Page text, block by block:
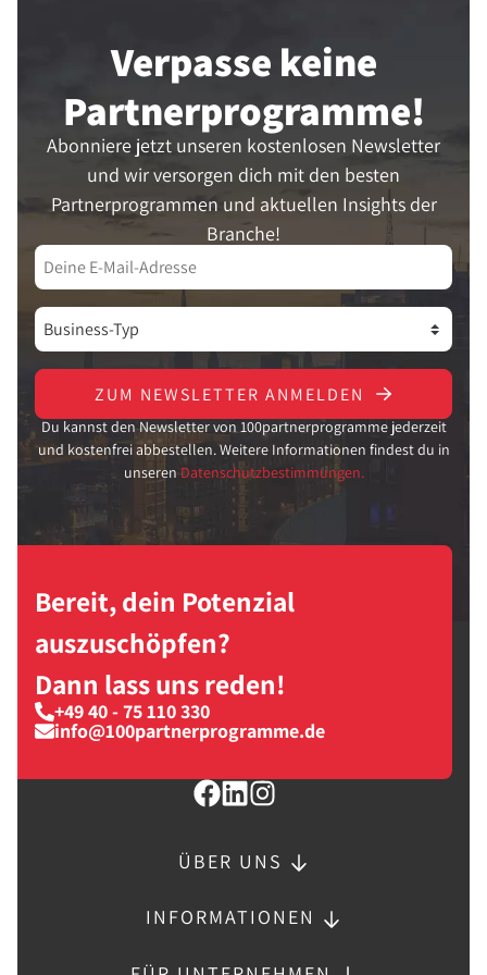
berechnen.
Verpasse keine
Partner­programme!
Abonniere jetzt unseren kostenlosen Newsletter
und wir versorgen dich mit den besten
Partnerprogrammen und aktuellen Insights der
Branche!
ZUM NEWSLETTER ANMELDEN
Du kannst den Newsletter von 100partnerprogramme jederzeit
und kostenfrei abbestellen. Weitere Informationen findest du in
unseren Datenschutzbestimmungen.
Bereit, dein Potenzial
auszuschöpfen?
Dann lass uns reden!
+49 40 - 75 110 330
info@100partnerprogramme.de
ÜBER UNS
INFORMATIONEN